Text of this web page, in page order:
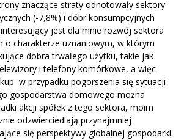
znaczące straty odnotowały sektory
(-7,8%) i dóbr konsumpcyjnych
jest dla mnie rozwój sektora
o charakterze uznaniowym, w którym
dobra trwałego użytku, takie jak
i telefony komórkowe, a więc
w przypadku pogorszenia się sytuacji
gospodarstwa domowego można
akcji spółek z tego sektora, moim
odzwierciedlają przynajmniej
się perspektywy globalnej gospodarki.